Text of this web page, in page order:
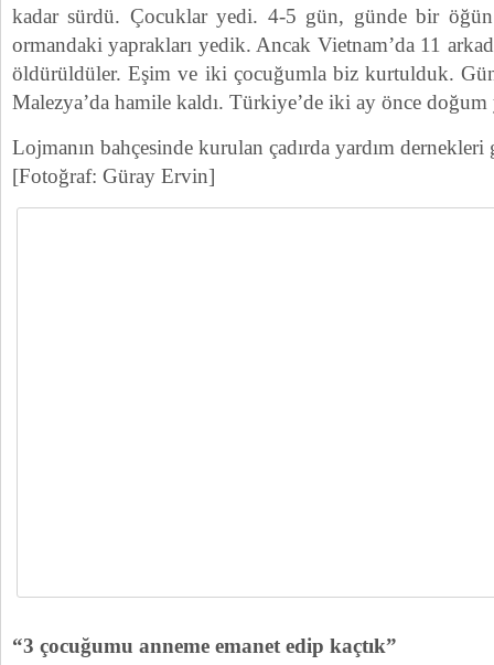
kadar sürdü. Çocuklar yedi. 4-5 gün, günde bir
ormandaki yaprakları yedik. Ancak Vietnam’da 11
öldürüldüler. Eşim ve iki çocuğumla biz kurtulduk.
Malezya’da hamile kaldı. Türkiye’de iki ay önce doğum
Lojmanın bahçesinde kurulan çadırda yardım dernekleri
[Fotoğraf: Güray Ervin]
“3 çocuğumu anneme emanet edip kaçtık”